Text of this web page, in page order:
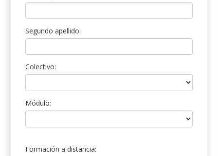
Segundo apellido:
Colectivo:
Módulo:
Formación a distancia: